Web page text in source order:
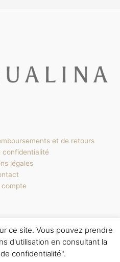
et de retours
confidentialité
légales
compte
byThème WordPress Astra
Conseil|Mentions Légales
ce site. Vous pouvez prendre
d'utilisation en consultant la
confidentialité".